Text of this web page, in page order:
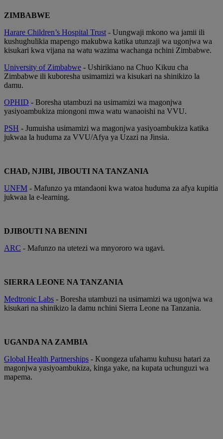
ZIMBABWE
Harare Children’s Hospital Trust - Uungwaji mkono wa jamii ili
kushughulikia mapengo makubwa katika utunzaji wa ugonjwa wa
kisukari kwa vijana na watu wazima wachanga nchini Zimbabwe.
University of Zimbabwe - Ushirikiano na Chuo Kikuu cha
Zimbabwe ili kuboresha usimamizi wa kisukari na shinikizo la
damu.
OPHID - Boresha utambuzi na usimamizi wa magonjwa
yasiyoambukiza miongoni mwa watu wanaoishi na VVU.
PSH - Jumuisha usimamizi wa magonjwa yasiyoambukiza katika
jukwaa la huduma za VVU/Afya ya Uzazi na Jinsia.
CHAD, NJIBI, JIBOUTI NA TANZANIA
UNFM - Mafunzo ya mtandaoni kwa watoa huduma za afya kupitia
jukwaa la e-learning.
DJIBOUTI NA BENINI
ARC - Mafunzo na utetezi wa mnyororo wa ugavi.
SIERRA LEONE NA TANZANIA
Medtronic Labs - Boresha utambuzi na usimamizi wa ugonjwa wa
kisukari na shinikizo la damu nchini Sierra Leone na Tanzania.
UGANDA NA ZAMBIA
Global Health Partnerships - Kuongeza ufahamu kuhusu hatari za
magonjwa yasiyoambukiza, kinga yake, na kupata uchunguzi wa
mapema.